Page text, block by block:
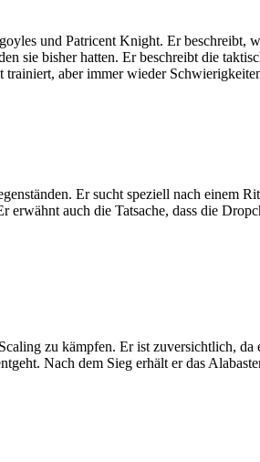
und Patricent Knight. Er beschreibt,
sie bisher hatten. Er beschreibt die
trainiert, aber immer wieder
Er sucht speziell nach einem
auch die Tatsache, dass die
zu kämpfen. Er ist zuversichtlich,
Nach dem Sieg erhält er das